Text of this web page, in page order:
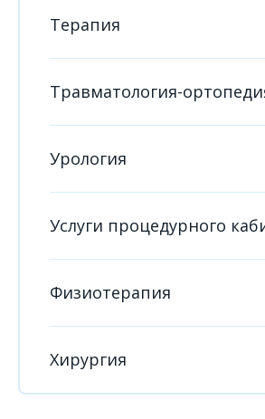
Терапия
Травматология-
Урология
Услуги процедурного
Физиотерапия
Хирургия